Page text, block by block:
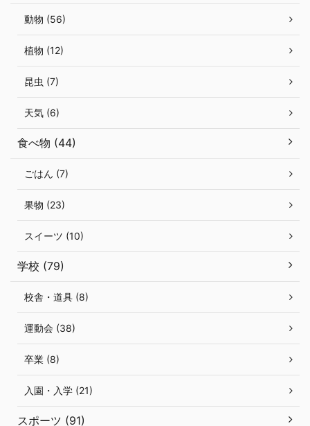
動物 (56)
植物 (12)
昆虫 (7)
天気 (6)
食べ物 (44)
ごはん (7)
果物 (23)
スイーツ (10)
学校 (79)
校舎・道具 (8)
運動会 (38)
卒業 (8)
入園・入学 (21)
スポーツ (91)